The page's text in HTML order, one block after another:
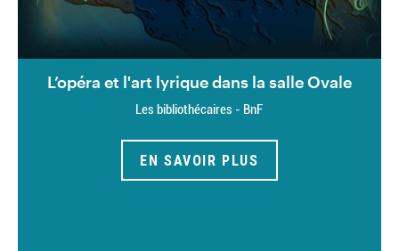
L’opéra et l'art lyrique dans la salle Ovale
Les bibliothécaires - BnF
EN SAVOIR PLUS